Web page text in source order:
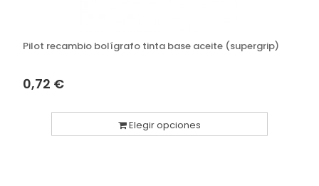
Pilot recambio bolígrafo tinta base aceite (supergrip)
0,72 €
Elegir opciones